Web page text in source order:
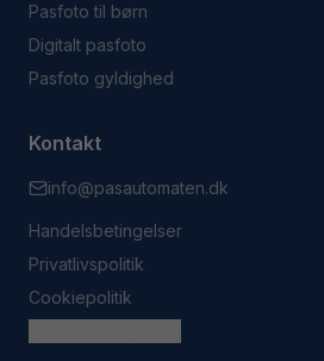
Pasfoto til børn
Digitalt pasfoto
Pasfoto gyldighed
Kontakt
info@pasautomaten.dk
Handelsbetingelser
Privatlivspolitik
Cookiepolitik